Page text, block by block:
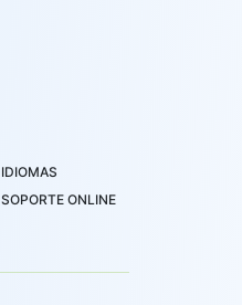
IDIOMAS
SOPORTE ONLINE